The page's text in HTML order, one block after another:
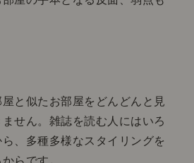
と似たお部屋をどんどんと見
せん。雑誌を読む人にはいろ
、多種多様なスタイリングを